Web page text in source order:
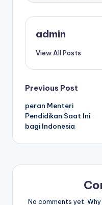
admin
View All Posts
Post
navigation
Previous Post
peran Menteri
Pendidikan Saat Ini
bagi Indonesia
No comments yet.